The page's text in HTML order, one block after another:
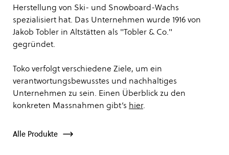
Herstellung von Ski- und Snowboard-Wachs
spezialisiert hat. Das Unternehmen wurde 1916 von
Jakob Tobler in Altstätten als "Tobler & Co."
gegründet.
Toko verfolgt verschiedene Ziele, um ein
verantwortungsbewusstes und nachhaltiges
Unternehmen zu sein. Einen Überblick zu den
konkreten Massnahmen gibt’s hier.
Alle Produkte